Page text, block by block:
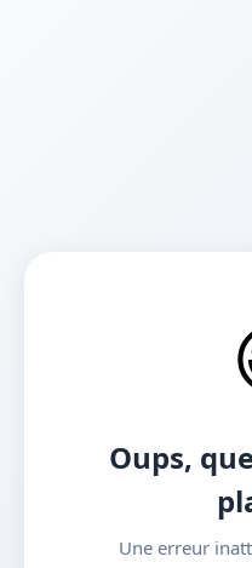
Oups,
Une erreur